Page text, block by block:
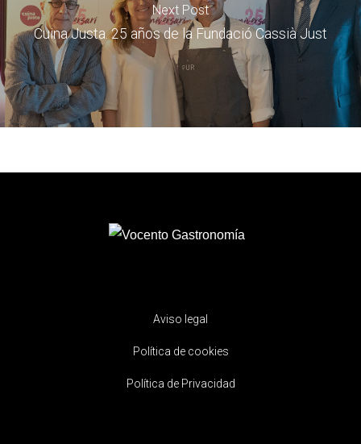
Next Post
Cuina Justa. 25 años de la Fundació Cassià Just
Aviso legal
Política de cookies
Política de Privacidad